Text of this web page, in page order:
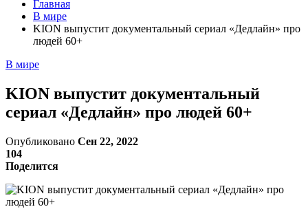
Главная
В мире
KION выпустит документальный сериал «Дедлайн» про
людей 60+
В мире
KION выпустит документальный
сериал «Дедлайн» про людей 60+
Опубликовано Сен 22, 2022
104
Поделится